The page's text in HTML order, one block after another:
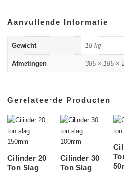
Aanvullende Informatie
Gewicht 18 kg
Afmetingen 385 × 185 ×
Gerelateerde Producten
Cilinder 20
Ton Slag
Cilinder 30
Ton Slag